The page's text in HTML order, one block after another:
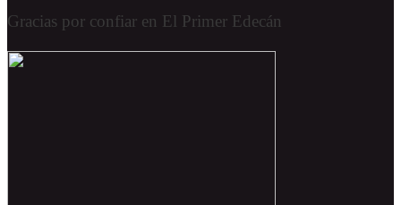
Gracias por confiar en El Primer Edecán